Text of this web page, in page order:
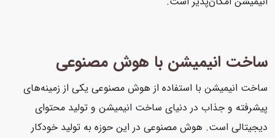
ساخت انیمیشن با هوش مصنوعی
ساخت انیمیشن با استفاده از هوش مصنوعی یکی از زمینه‌های
پیشرفته و جذاب در دنیای ساخت انیمیشن و تولید محتوای
دیجیتالی است. هوش مصنوعی در این حوزه به تولید خودکار